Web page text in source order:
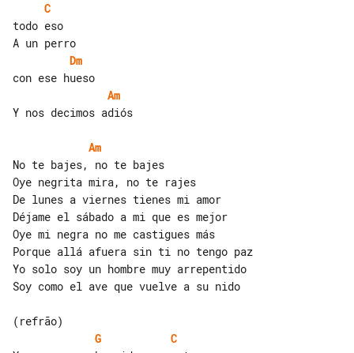
C
todo eso
Dm
Am
Y nos decimos adiós
Am
No te bajes, no te bajes
Oye negrita mira, no te rajes
De lunes a viernes tienes mi amor
Déjame el sábado a mi que es mejor
Oye mi negra no me castigues más
Porque allá afuera sin ti no tengo paz
Yo solo soy un hombre muy arrepentido
Soy como el ave que vuelve a su nido
G
C